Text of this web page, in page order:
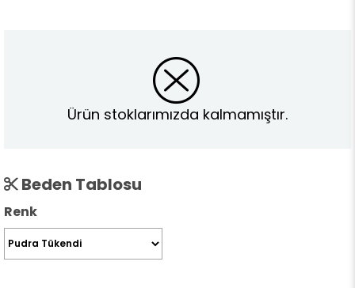
Ürün stoklarımızda kalmamıştır.
Beden Tablosu
Renk